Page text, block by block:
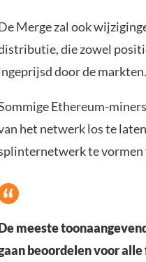
Merge zal ook
die zowel
door de markten.
Ethereum-
het netwerk los te
te vormen
meeste
beoordelen voor